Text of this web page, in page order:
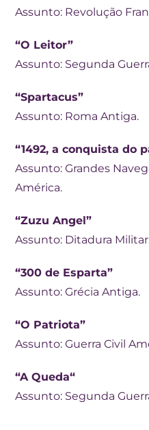
Assunto: Revolução
“O Leitor”
Assunto: Segunda
“Spartacus”
Assunto: Roma Antiga.
“1492, a conquista do
Assunto: Grandes
América.
“Zuzu Angel”
Assunto: Ditadura
“300 de Esparta”
Assunto: Grécia Antiga.
“O Patriota”
Assunto: Guerra Civil
“A Queda“
Assunto: Segunda